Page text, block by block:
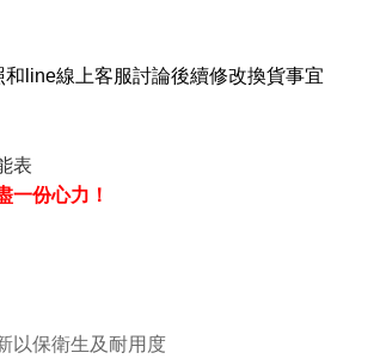
和line線上客服討論後續修改換貨事宜
表
一份心力！
以保衛生及耐用度